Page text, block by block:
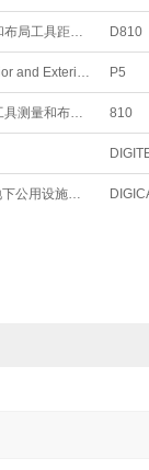
Laser Distance Meter, ±1/16" Accuracy, 0 to 650 ft. Range 手工具测量和布局工具距离仪表 D810
Pendulum Self Leveling Dot Laser Level, Horizontal and Vertical, Interior and Exterior 手动工具测量和布局工具旋转和直线激光水平 P5
Electronic Self-Leveling Rotary Laser Level, Horizontal, Exterior 手动工具测量和布局工具旋转和直线激光水平 810
Underground Utility Locator with Depth Estimation 测试仪器电力测试地下公用设施定位器